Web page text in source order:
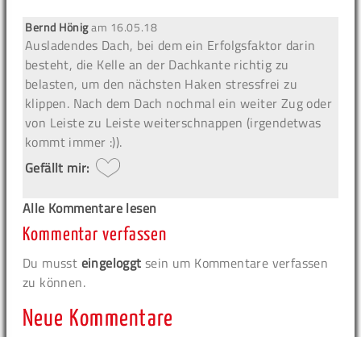
Bernd Hönigam 16.05.18
Ausladendes Dach, bei dem ein Erfolgsfaktor darin
besteht, die Kelle an der Dachkante richtig zu
belasten, um den nächsten Haken stressfrei zu
klippen. Nach dem Dach nochmal ein weiter Zug oder
von Leiste zu Leiste weiterschnappen (irgendetwas
kommt immer :)).
Gefällt mir:
Alle Kommentare lesen
Kommentar verfassen
Du musst eingeloggt sein um Kommentare verfassen
zu können.
Neue Kommentare